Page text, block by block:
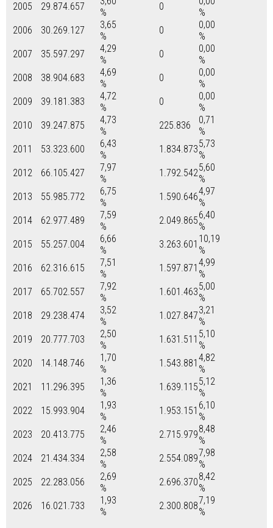
2005
29.874.657
%
0
%
2006
30.269.127
3,65
%
0
0,00
%
2007
35.597.297
4,29
%
0
0,00
%
2008
38.904.683
4,69
%
0
0,00
%
2009
39.181.383
4,72
%
0
0,00
%
2010
39.247.875
4,73
%
225.836
0,71
%
2011
53.323.600
6,43
%
1.834.8735,73
%
2012
66.105.427
7,97
%
1.792.5425,60
%
2013
55.985.772
6,75
%
1.590.6464,97
%
2014
62.977.489
7,59
%
2.049.8656,40
%
2015
55.257.004
6,66
%
3.263.601 10,19
%
2016
62.316.615
7,51
%
1.597.871 4,99
%
2017
65.702.557
7,92
%
1.601.4635,00
%
2018
29.238.474
3,52
%
1.027.8473,21
%
2019
20.777.703
2,50
%
1.631.511 5,10
%
2020
14.148.746
1,70
%
1.543.881 4,82
%
2021
11.296.395
1,36
%
1.639.1155,12
%
2022
15.993.904
1,93
%
1.953.151 6,10
%
2023
20.413.775
2,46
%
2.715.9798,48
%
2024
21.434.334
2,58
%
2.554.0897,98
%
2025
22.283.056
2,69
%
2.696.3708,42
%
2026
16.021.733
1,93
%
2.300.8087,19
%